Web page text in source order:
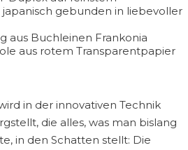
gebunden in liebevoller
aus Buchleinen Frankonia
aus rotem Transparentpapier
in der innovativen Technik
die alles, was man bislang
in den Schatten stellt: Die